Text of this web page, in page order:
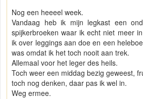
Nog een heeeel week.
Vandaag heb ik mijn legkast een
spijkerbroeken waar ik echt niet meer
ik over leggings aan doe en een
was omdat ik het toch nooit aan trek.
Allemaal voor het leger des heils.
Toch weer een middag bezig geweest,
toch nog denken, daar pas ik wel in.
Weg ermee.